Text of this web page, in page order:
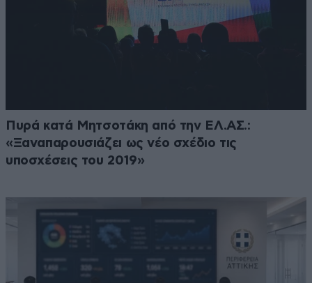
Πυρά κατά Μητσοτάκη από την ΕΛ.ΑΣ.:
«Ξαναπαρουσιάζει ως νέο σχέδιο τις
υποσχέσεις του 2019»